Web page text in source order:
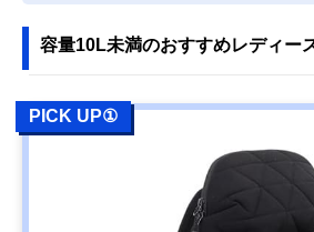
容量10L未満のおすすめレディー
PICK UP①